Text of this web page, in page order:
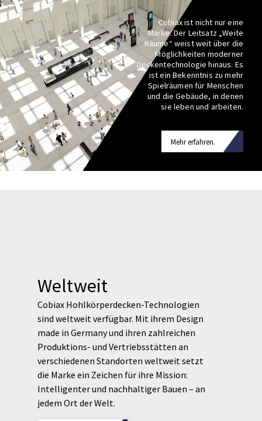
Cobiax ist nicht nur eine
Marke. Der Leitsatz „Weite
Räume“ weist weit über die
Möglichkeiten moderner
Deckentechnologie hinaus. Es
ist ein Bekenntnis zu mehr
Spielräumen für Menschen
und die Gebäude, in denen
sie leben und arbeiten.
Mehr erfahren.
Weltweit
Cobiax Hohlkörperdecken-Technologien
sind weltweit verfügbar. Mit ihrem Design
made in Germany und ihren zahlreichen
Produktions- und Vertriebsstätten an
verschiedenen Standorten weltweit setzt
die Marke ein Zeichen für ihre Mission:
Intelligenter und nachhaltiger Bauen – an
jedem Ort der Welt.